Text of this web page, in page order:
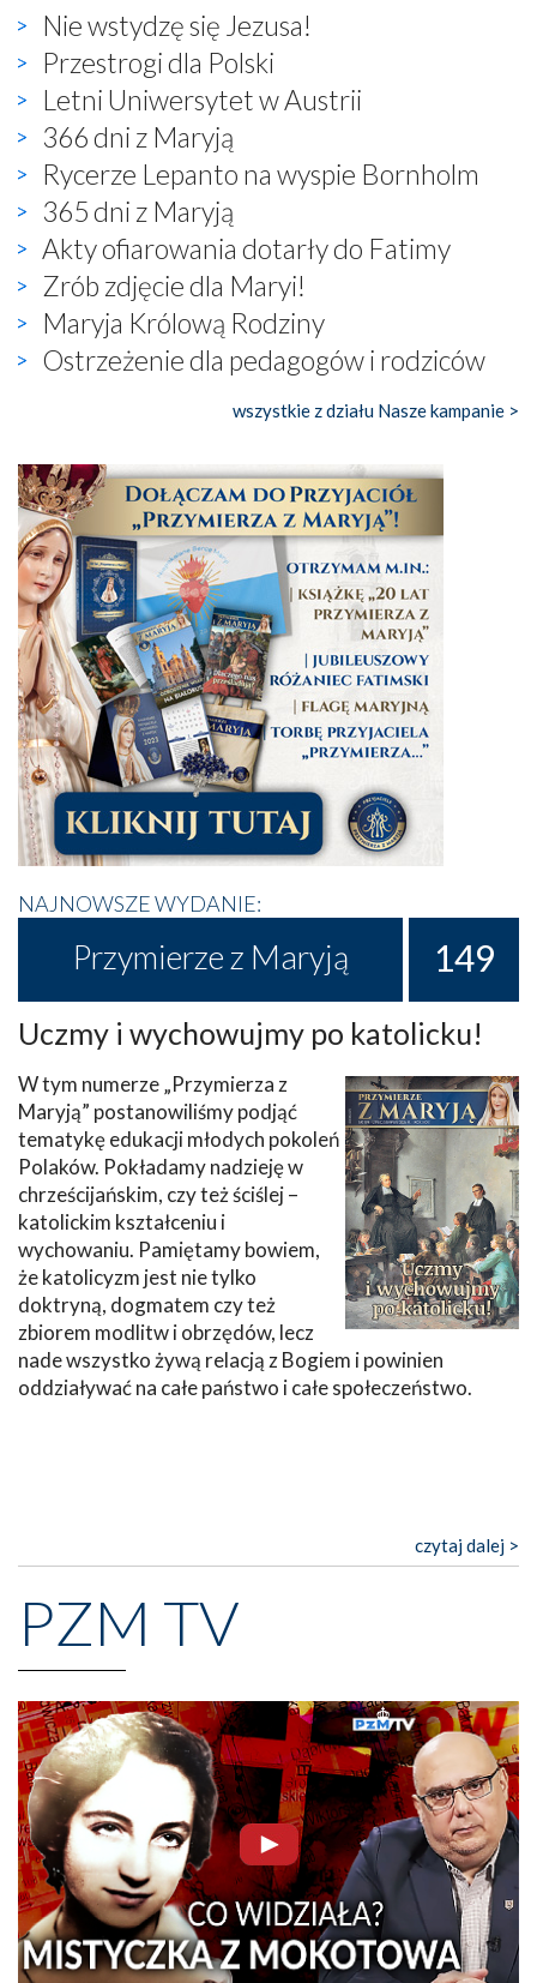
Nie wstydzę się Jezusa!
Przestrogi dla Polski
Letni Uniwersytet w Austrii
366 dni z Maryją
Rycerze Lepanto na wyspie Bornholm
365 dni z Maryją
Akty ofiarowania dotarły do Fatimy
Zrób zdjęcie dla Maryi!
Maryja Królową Rodziny
Ostrzeżenie dla pedagogów i rodziców
wszystkie z działu Nasze kampanie >
NAJNOWSZE WYDANIE:
Przymierze z Maryją 149
Uczmy i wychowujmy po katolicku!
W tym numerze „Przymierza z
Maryją” postanowiliśmy podjąć
tematykę edukacji młodych pokoleń
Polaków. Pokładamy nadzieję w
chrześcijańskim, czy też ściślej –
katolickim kształceniu i
wychowaniu. Pamiętamy bowiem,
że katolicyzm jest nie tylko
doktryną, dogmatem czy też
zbiorem modlitw i obrzędów, lecz
nade wszystko żywą relacją z Bogiem i powinien
oddziaływać na całe państwo i całe społeczeństwo.
czytaj dalej >
PZM TV